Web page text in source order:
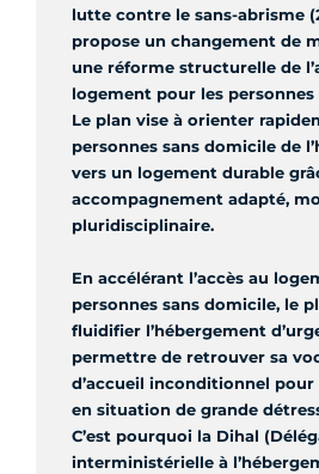
lutte contre le sans-abrisme
propose un changement de
une réforme structurelle de
logement pour les personnes
Le plan vise à orienter
personnes sans domicile de
vers un logement durable
accompagnement adapté,
pluridisciplinaire.
En accélérant l’accès au
personnes sans domicile, le
fluidifier l’hébergement
permettre de retrouver sa
d’accueil inconditionnel pour
en situation de grande
C’est pourquoi la Dihal
interministérielle à